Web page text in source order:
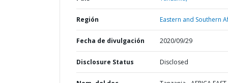
Región Eastern and Southern
Fecha de divulgación 2020/09/29
Disclosure Status Disclosed